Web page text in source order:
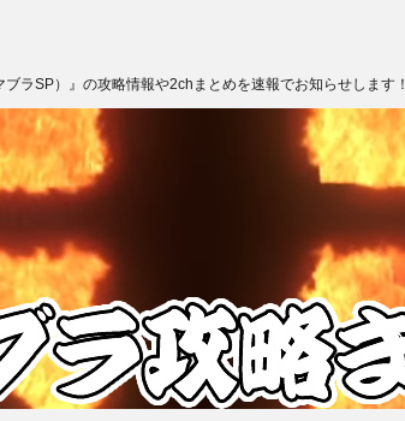
ラSP）』の攻略情報や2chまとめを速報でお知らせします！